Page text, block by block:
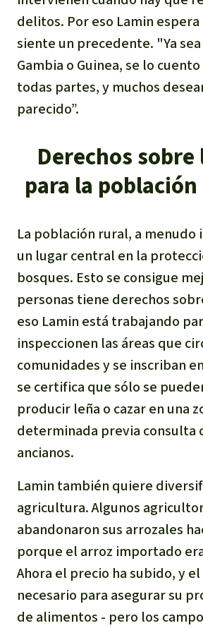
delitos. Por eso Lamin
siente un precedente. "Ya
Gambia o Guinea, se lo
todas partes, y muchos
parecido”.
Derechos
para la
La población rural, a menudo
un lugar central en la
bosques. Esto se consigue
personas tiene derechos
eso Lamin está trabajando
inspeccionen las áreas que
comunidades y se inscriban
se certifica que sólo se
producir leña o cazar en una
determinada previa consulta
ancianos.
Lamin también quiere
agricultura. Algunos
abandonaron sus arrozales
porque el arroz importado
Ahora el precio ha subido, y
necesario para asegurar su
de alimentos - pero los